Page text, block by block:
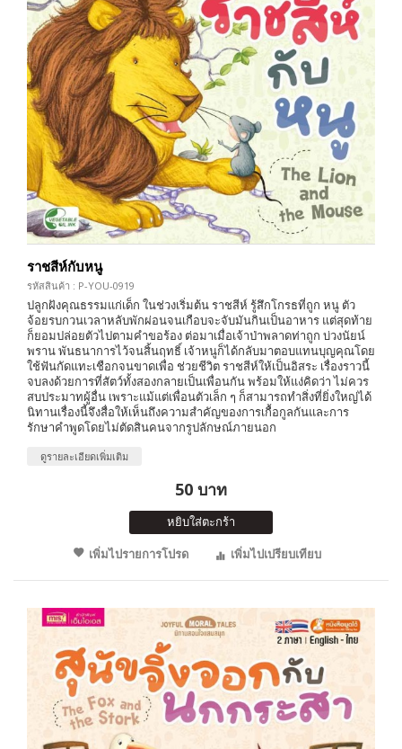
ราชสีห์กับหนู
รหัสสินค้า : P-YOU-0919
ปลูกฝังคุณธรรมแก่เด็ก ในช่วงเริ่มต้น ราชสีห์ รู้สึกโกรธที่ถูก หนู ตัว
จ้อยรบกวนเวลาหลับพักผ่อนจนเกือบจะจับมันกินเป็นอาหาร แต่สุดท้าย
ก็ยอมปล่อยตัวไปตามคำขอร้อง ต่อมาเมื่อเจ้าป่าพลาดท่าถูก บ่วงนัยน์
พราน พันธนาการไว้จนสิ้นฤทธิ์ เจ้าหนูก็ได้กลับมาตอบแทนบุญคุณโดย
ใช้ฟันกัดแทะเชือกจนขาดเพื่อ ช่วยชีวิต ราชสีห์ให้เป็นอิสระ เรื่องราวนี้
จบลงด้วยการที่สัตว์ทั้งสองกลายเป็นเพื่อนกัน พร้อมให้แง่คิดว่า ไม่ควร
สบประมาทผู้อื่น เพราะแม้แต่เพื่อนตัวเล็ก ๆ ก็สามารถทำสิ่งที่ยิ่งใหญ่ได้
นิทานเรื่องนี้จึงสื่อให้เห็นถึงความสำคัญของการเกื้อกูลกันและการ
รักษาคำพูดโดยไม่ตัดสินคนจากรูปลักษณ์ภายนอก
ดูรายละเอียดเพิ่มเติม
50 บาท
หยิบใส่ตะกร้า
เพิ่มไปรายการโปรด
เพิ่มไปเปรียบเทียบ